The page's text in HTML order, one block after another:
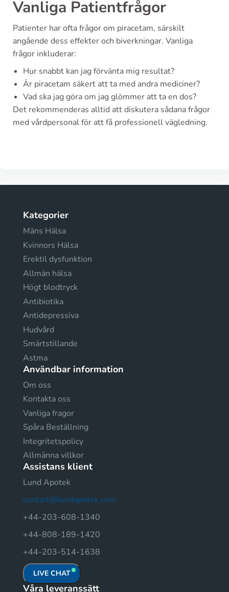
Vanliga Patientfrågor
Patienter har ofta frågor om piracetam, särskilt
angående dess effekter och biverkningar. Vanliga
frågor inkluderar:
Hur snabbt kan jag förvänta mig resultat?
Är piracetam säkert att ta med andra mediciner?
Vad ska jag göra om jag glömmer att ta en dos?
Det rekommenderas alltid att diskutera sådana frågor
med vårdpersonal för att få professionell vägledning.
Kategorier
Mäns Hälsa
Kvinnors Hälsa
Erektil dysfunktion
Allmän hälsa
Högt blodtryck
Antibiotika
Antidepressiva
Hudvård
Smärtstillande
Astma
Användbar information
Om oss
Kontakta oss
Vanliga fragor
Spåra Beställning
Integritetspolicy
Allmänna villkor
Assistans klient
Lund Apotek
contact@lundapotek.com
+44-203-608-1340
+44-808-189-1420
+44-203-514-1638
LIVE CHAT
Våra leveranssätt